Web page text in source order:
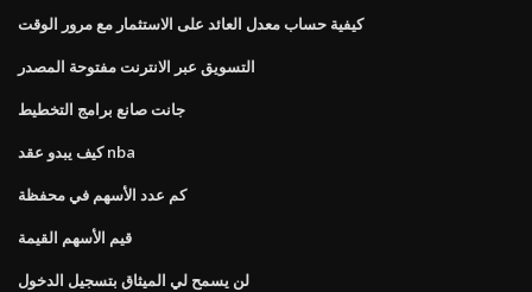
كيفية حساب معدل العائد على الاستثمار مع مرور الوقت
التسويق عبر الانترنت مفتوحة المصدر
جانت صانع برامج التخطيط
كيف يبدو عقد nba
كم عدد الأسهم في محفظة
قيم الأسهم القيمة
لن يسمح لي الميثاق بتسجيل الدخول